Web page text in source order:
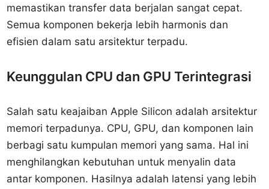
memastikan transfer data berjalan sangat cepat.
Semua komponen bekerja lebih harmonis dan
efisien dalam satu arsitektur terpadu.
Keunggulan CPU dan GPU Terintegrasi
Salah satu keajaiban Apple Silicon adalah arsitektur
memori terpadunya. CPU, GPU, dan komponen lain
berbagi satu kumpulan memori yang sama. Hal ini
menghilangkan kebutuhan untuk menyalin data
antar komponen. Hasilnya adalah latensi yang lebih